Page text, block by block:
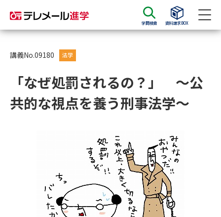
学問検索 資料請求BOX
資料請求
大学・短大の資料種類から請求
総合型選抜・学校推薦型選抜 募
大学入学共通テスト利用選抜の
募集要項＆願書
大学・短大以外の資料から請求
講義No.09180 法学
「なぜ処罰されるの？」 ～公
共的な視点を養う刑事法学～